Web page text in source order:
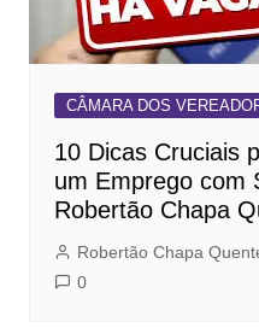
CÂMARA DOS
10 Dicas Cruciais
um Emprego com
Robertão Chapa
Robertão Chapa
0